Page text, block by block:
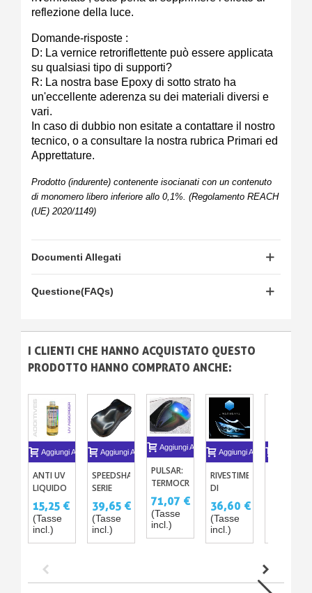
reflezione della luce.
Domande-risposte :
D: La vernice retroriflettente può essere applicata
su qualsiasi tipo di supporti?
R: La nostra base Epoxy di sotto strato ha
un'eccellente aderenza su dei materiali diversi e
vari.
In caso di dubbio non esitate a contattare il nostro
tecnico, o a consultare la nostra rubrica Primari ed
Apprettature.
Prodotto (indurente) contenente isocianati con un contenuto
di monomero libero inferiore allo 0,1%. (Regolamento REACH
(UE) 2020/1149)
Documenti Allegati
Questione(FAQs)
I CLIENTI CHE HANNO ACQUISTATO QUESTO
PRODOTTO HANNO COMPRATO ANCHE:
Aggiungi Al Carrello
ANTI UV
LIQUIDO
15,25 €
(Tasse
incl.)
Aggiungi Al Carrello
SPEEDSHAPES
SERIE
BASE
(20CM)
39,65 €
(Tasse
incl.)
Aggiungi Al Carrello
PULSAR:
TERMOCROMICA
MULTICOLORE
71,07 €
(Tasse
incl.)
Aggiungi Al Carrello
RIVESTIMENTO
DI
PROTEZIONE
PERMANENTE
NANO
CERAMICA
36,60 €
(Tasse
incl.)